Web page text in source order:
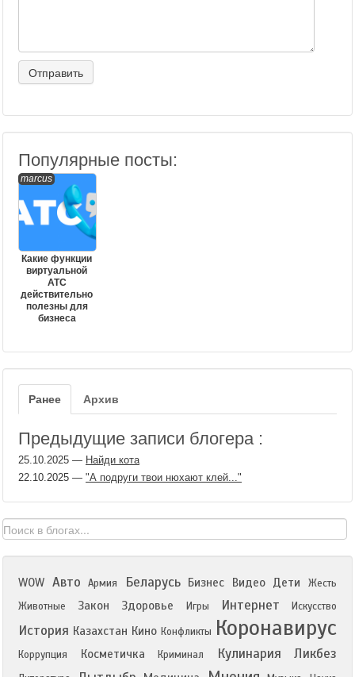
Популярные посты:
marcus
Какие функции
виртуальной
АТС
действительно
полезны для
бизнеса
Ранее Архив
Предыдущие записи блогера :
25.10.2025 — Найди кота
22.10.2025 — "А подруги твои нюхают клей..."
WOW Авто Армия Беларусь Бизнес Видео Дети
Жесть
Животные
Закон Здоровье Игры Интернет Искусство
История Казахстан Кино Конфликты Коронавирус
Коррупция Косметичка Криминал Кулинария Ликбез